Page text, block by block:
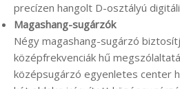
precízen hangolt D-osztályú
Magashang-sugárzók
Négy magashang-sugárzó
középfrekvenciák hű
középsugárzó egyenletes center